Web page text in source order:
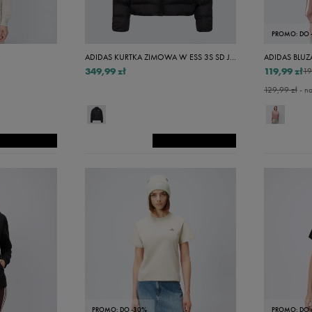
Xs
Xs/s
S
Xl/s
Xxxl
ADIDAS KURTKA ZIMOWA W ESS 3S SD JKT
349,99 zł
PROMO: DO
ADIDAS
119,99 zł
129,99 zł-
PROMO: DO -30% PROMO: DO